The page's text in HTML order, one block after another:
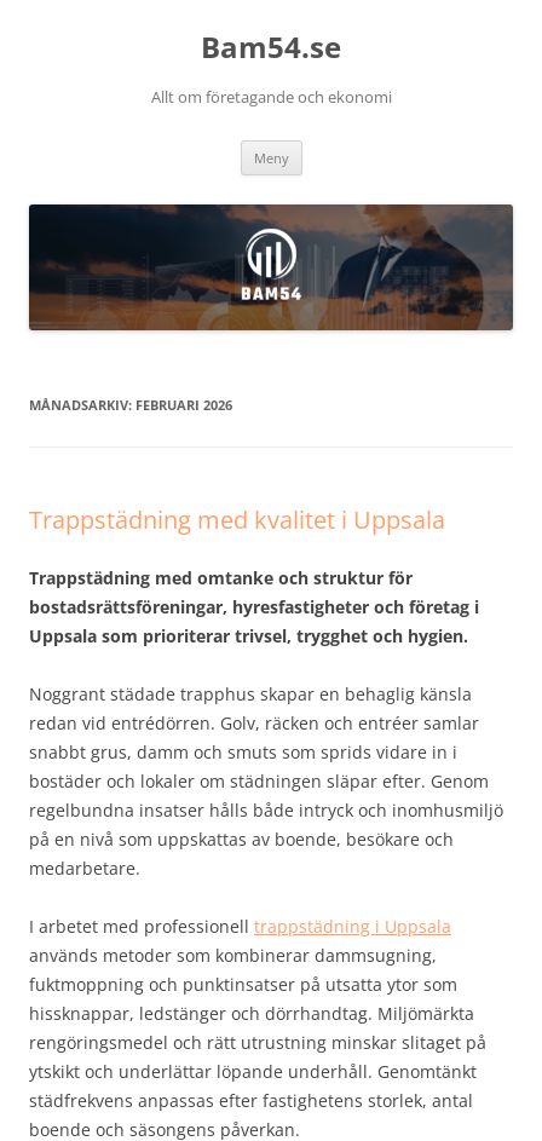
Bam54.se
Allt om företagande och ekonomi
Meny Hoppa
innehåll
MÅNADSARKIV: FEBRUARI 2026
Trappstädning med kvalitet i Uppsala
Trappstädning med omtanke och struktur för
bostadsrättsföreningar, hyresfastigheter och företag i
Uppsala som prioriterar trivsel, trygghet och hygien.
Noggrant städade trapphus skapar en behaglig känsla
redan vid entrédörren. Golv, räcken och entréer samlar
snabbt grus, damm och smuts som sprids vidare in i
bostäder och lokaler om städningen släpar efter. Genom
regelbundna insatser hålls både intryck och inomhusmiljö
på en nivå som uppskattas av boende, besökare och
medarbetare.
I arbetet med professionell trappstädning i Uppsala
används metoder som kombinerar dammsugning,
fuktmoppning och punktinsatser på utsatta ytor som
hissknappar, ledstänger och dörrhandtag. Miljömärkta
rengöringsmedel och rätt utrustning minskar slitaget på
ytskikt och underlättar löpande underhåll. Genomtänkt
städfrekvens anpassas efter fastighetens storlek, antal
boende och säsongens påverkan.